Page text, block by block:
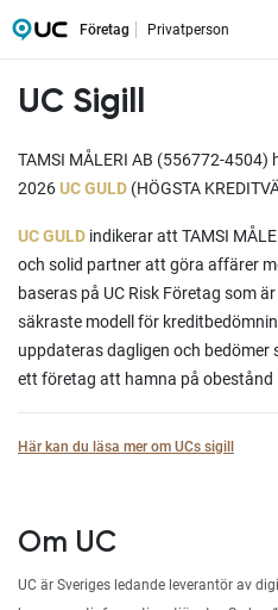
Företag Privatperson
UC Sigill
TAMSI MÅLERI AB (556772-4504)
2026UC GULD (HÖGSTA
UC GULD indikerar att TAMSI
och solid partner att göra affärer
baseras på UC Risk Företag som
säkraste modell för
uppdateras dagligen och bedömer
ett företag att hamna på obestånd
Här kan du läsa mer om UCs sigill
Om UC
UC är Sveriges ledande leverantör av